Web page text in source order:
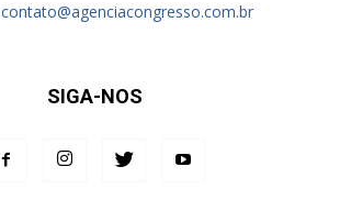
contato@agenciacongresso.com.br
SIGA-NOS